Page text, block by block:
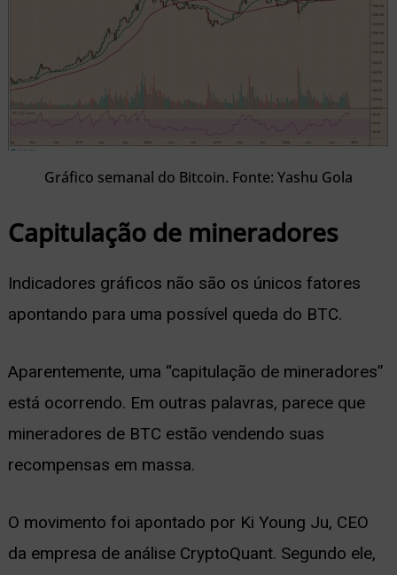
Gráfico semanal do Bitcoin. Fonte: Yashu Gola
Capitulação de mineradores
Indicadores gráficos não são os únicos fatores
apontando para uma possível queda do BTC.
Aparentemente, uma “capitulação de mineradores”
está ocorrendo. Em outras palavras, parece que
mineradores de BTC estão vendendo suas
recompensas em massa.
O movimento foi apontado por Ki Young Ju, CEO
da empresa de análise CryptoQuant. Segundo ele,